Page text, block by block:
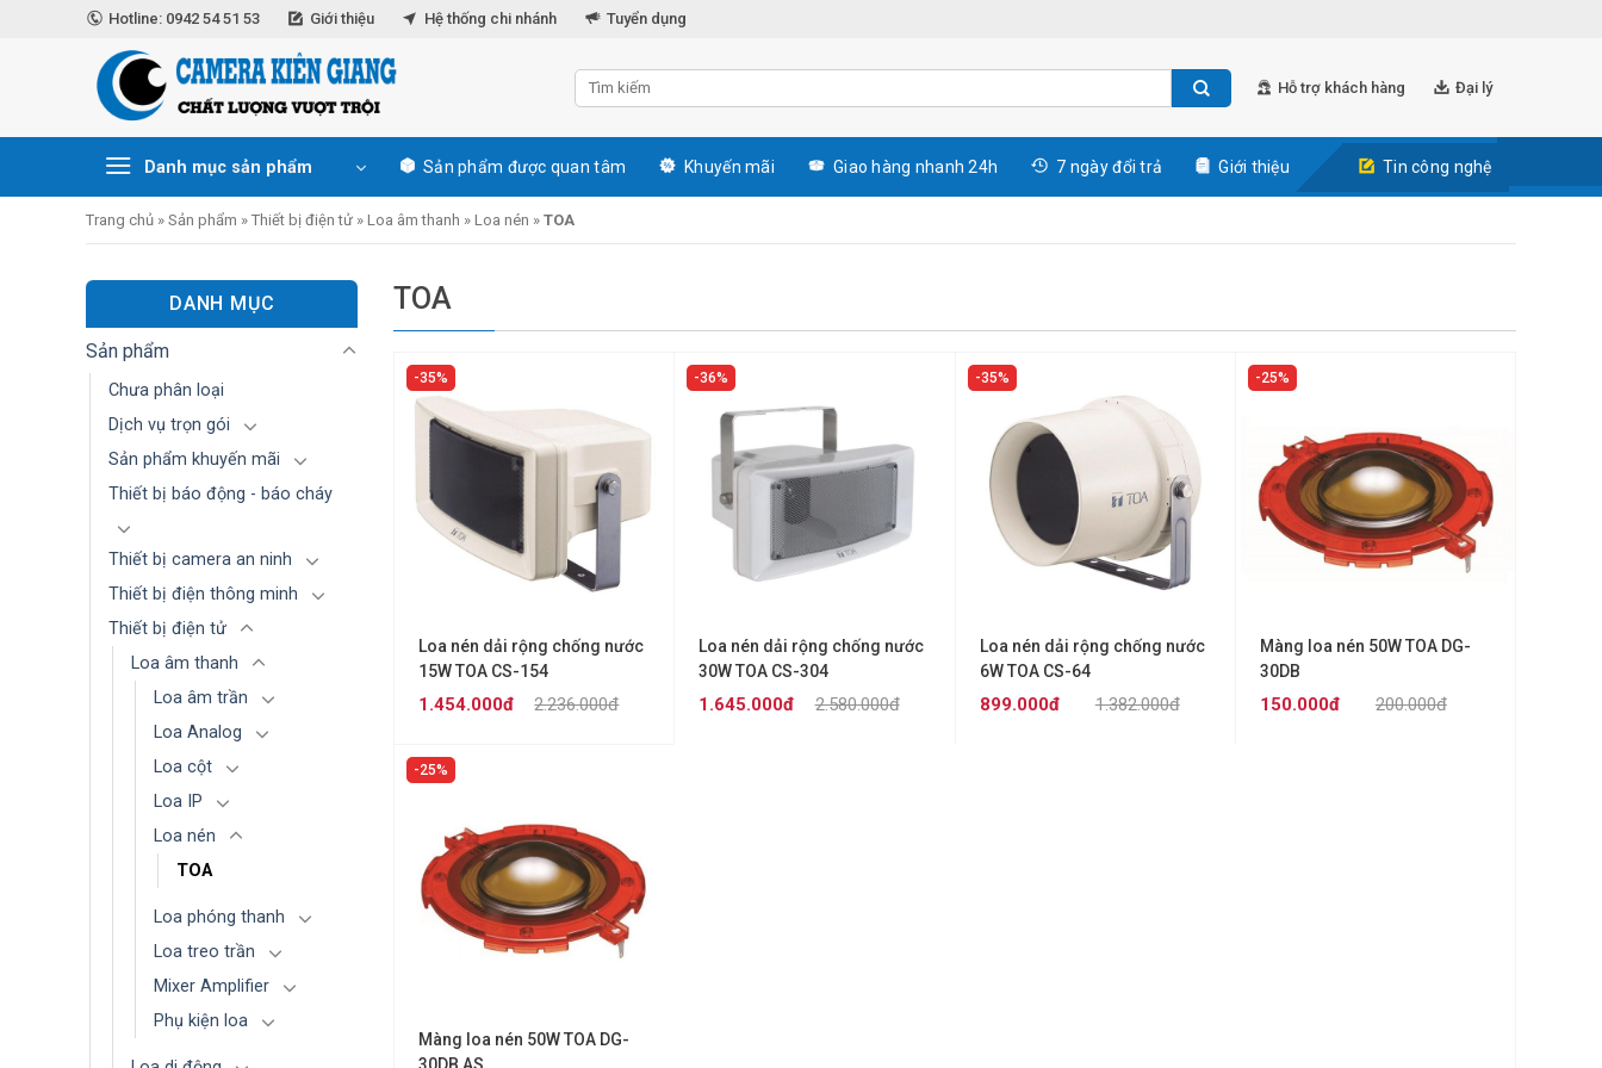
Hotline: 0942 54 51 53 Giới thiệu Hệ thống chi nhánh Tuyển dụng
Hỗ trợ khách hàng Đại lý
Danh mục sản phẩm Sản phẩm được quan tâm Khuyến mãi Giao hàng nhanh 24h 7 ngày đổi trả Giới thiệu Tin công nghệ
Trang chủ » Sản phẩm » Thiết bị điện tử » Loa âm thanh » Loa nén » TOA
DANH MỤC
Sản phẩm
Chưa phân loại
Dịch vụ trọn gói
Sản phẩm khuyến mãi
Thiết bị báo động - báo cháy
Thiết bị camera an ninh
Thiết bị điện thông minh
Thiết bị điện tử
Loa âm thanh
Loa âm trần
Loa Analog
Loa cột
Loa IP
Loa nén
TOA
Loa phóng thanh
Loa treo trần
Mixer Amplifier
Phụ kiện loa
TOA
35%
Loa nén dải rộng chống nước
15W TOA CS-154
2.236.000đ
1.454.000đ
36%
Loa nén dải rộng chống nước
30W TOA CS-304
2.580.000đ
1.645.000đ
35%
Loa nén dải rộng chống nước
6W TOA CS-64
1.382.000đ
899.000đ
25%
Màng loa nén 50W TOA DG-
30DB
200.000đ
150.000đ
25%
Màng loa nén 50W TOA DG-